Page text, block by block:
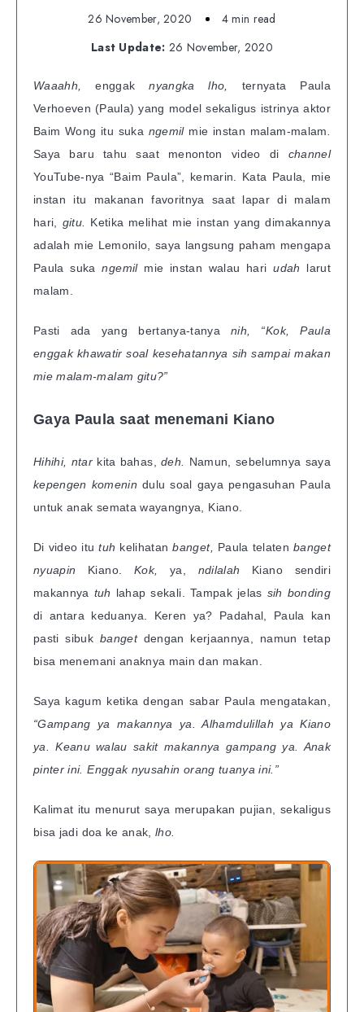
26 November, 2020
4 min read
Last Update: 26 November, 2020
Waaahh, enggaknyangka lho, ternyata Paula
Verhoeven (Paula) yang model sekaligus istrinya aktor
Baim Wong itu suka ngemil mie instan malam-malam
Saya baru tahu saat menonton video di channel
YouTube-nya “Baim Paula”, kemarin. Kata Paula, mie
instan itu makanan favoritnya saat lapar di malam
hari, gitu. Ketika melihat mie instan yang dimakannya
adalah mie Lemonilo, saya langsung paham mengapa
Paula sukangemil mie instan walau hariudah larut
malam.
Pasti ada yang bertanya-tanyanih, “Kok, Paula
enggak khawatir soal kesehatannya sih sampai makan
mie malam-malam gitu?”
Gaya Paula saat menemani Kiano
Hihihi, ntar kita bahas,deh. Namun, sebelumnya saya
kepengen komenindulu soal gaya pengasuhan Paula
untuk anak semata wayangnya, Kiano.
Di video itutuh kelihatanbanget, Paula telaten banget
nyuapin Kiano. Kok, ya, ndilalah Kiano sendiri
makannya tuh lahap sekali. Tampak jelas sih bonding
di antara keduanya. Keren ya? Padahal, Paula kan
pasti sibuk banget dengan kerjaannya, namun tetap
bisa menemani anaknya main dan makan.
Saya kagum ketika dengan sabar Paula mengatakan,
“Gampang ya makannya ya. Alhamdulillah ya Kiano
ya. Keanu walau sakit makannya gampang ya. Anak
pinter ini. Enggak nyusahin orang tuanya ini.”
Kalimat itu menurut saya merupakan pujian, sekaligus
bisa jadi doa ke anak,lho.